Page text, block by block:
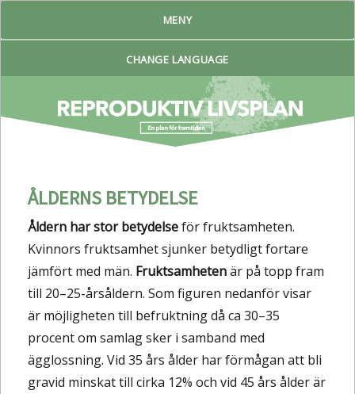
Reproduktiv LivsplanMENY
CHANGE LANGUAGE
ÅLDERNS BETYDELSE
Åldern har stor betydelseför fruktsamheten.
Kvinnors fruktsamhet sjunker betydligt fortare
jämfört med män. Fruktsamhetenär på topp fram
till 20–25-årsåldern. Som figuren nedanför visar
är möjligheten till befruktning då ca 30–35
procent om samlag sker i samband med
ägglossning. Vid 35 års ålder har förmågan att bli
gravid minskat till cirka 12% och vid 45 års ålder är